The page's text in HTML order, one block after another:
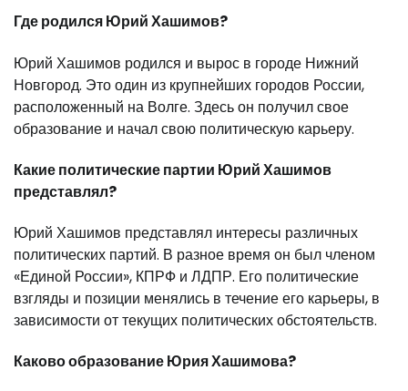
Где родился Юрий Хашимов?
Юрий Хашимов родился и вырос в городе Нижний
Новгород. Это один из крупнейших городов России,
расположенный на Волге. Здесь он получил свое
образование и начал свою политическую карьеру.
Какие политические партии Юрий Хашимов
представлял?
Юрий Хашимов представлял интересы различных
политических партий. В разное время он был членом
«Единой России», КПРФ и ЛДПР. Его политические
взгляды и позиции менялись в течение его карьеры, в
зависимости от текущих политических обстоятельств.
Каково образование Юрия Хашимова?